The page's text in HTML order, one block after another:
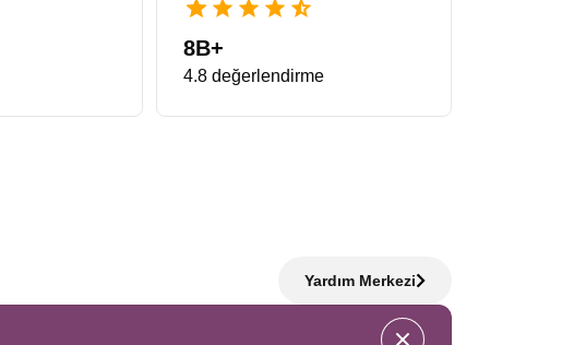
Fransa Almanya Noel Pazarları Turueşsiz bir fırsattır.
öne çıkar. Sabah Almanya’da sosis ve pretzel tadarken,
Noel Pazarları Turuarayanların en çok tercih ettiği
kasabalarıdır. Bu rotada karşılaşılan yarı ahşap evler,
şehrin kalbidir. Katedralin ihtişamı ile pazarın
Basel’in zarif mimarisi, Colmar’ın masalsı havası ve
8B+
4.8 değerlendirme
Yardım Merkezi